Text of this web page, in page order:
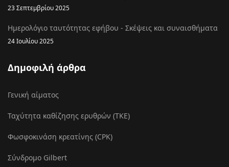
23 Σεπτεμβρίου 2025
Ημερολόγιο ταυτότητας εφήβου - Σκέψεις και συναισθήματα
24 Ιουλίου 2025
Δημοφιλή άρθρα
Γενική αίματος
Ταχύτητα καθίζησης ερυθρών (ΤΚΕ)
Φωσφοκινάση κρεατίνης (CPK)
Σύνδρομο Gilbert